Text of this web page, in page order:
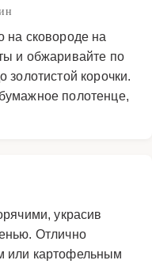
на сковороде на
и обжаривайте по
корочки.
полотенце,
украсив
Отлично
или картофельным